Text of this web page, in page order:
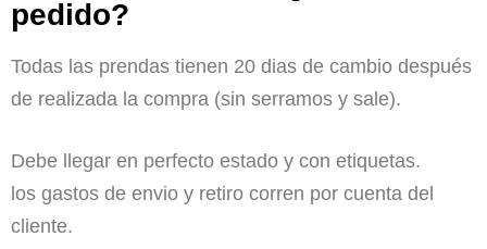
pedido?
Todas las prendas tienen 20 dias de cambio después
de realizada la compra (sin serramos y sale).
Debe llegar en perfecto estado y con etiquetas.
los gastos de envio y retiro corren por cuenta del
cliente.